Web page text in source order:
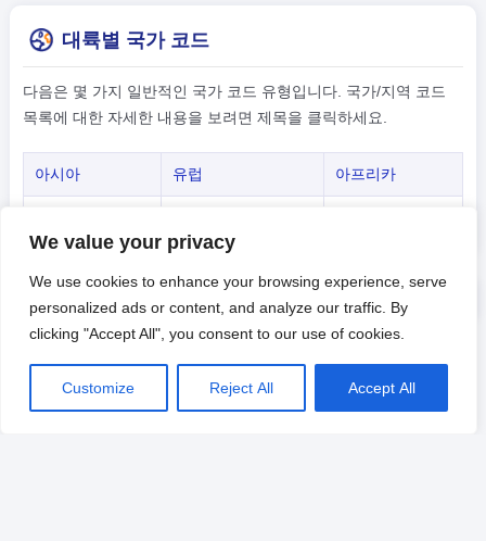
We value your privacy
We use cookies to enhance your browsing experience, serve
personalized ads or content, and analyze our traffic. By
clicking "Accept All", you consent to our use of cookies.
Customize Reject All Accept All
대륙별 국가 코드
다음은 몇 가지 일반적인 국가 코드 유형입니다. 국가/지역 코드
목록에 대한 자세한 내용을 보려면 제목을 클릭하세요.
아시아 유럽 아프리카